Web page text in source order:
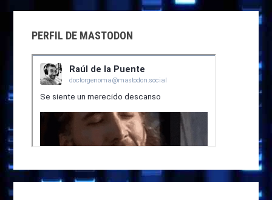
PERFIL DE MASTODON